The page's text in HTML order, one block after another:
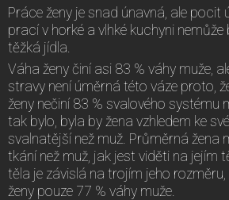
Práce ženy je snad únavná, ale pocit
prací v horké a vlhké kuchyni
těžká jídla.
Váha ženy činí asi 83 % váhy muže,
stravy není úměrná této váze proto,
ženy nečiní 83 % svalového systému
tak bylo, byla by žena vzhledem ke
svalnatější než muž. Průměrná žena
tkání než muž, jak jest viděti na jejím
těla je závislá na trojím jeho
ženy pouze 77 % váhy muže.